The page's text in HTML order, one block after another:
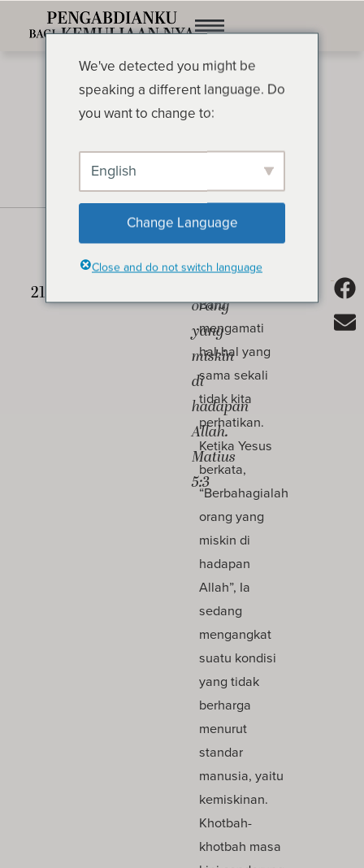
Pelayanan yang Tidak
Diperhatikan
OLEH OSWALD CHAMBERS
Berbahagialah
orang
yang
miskin
di
hadapan
Allah.
Matius
5:3
Perjanjian
Baru
mengamati
hal-hal yang
sama sekali
tidak kita
perhatikan.
Ketika Yesus
berkata,
“Berbahagialah
orang yang
miskin di
hadapan
Allah”, Ia
sedang
mengangkat
suatu kondisi
yang tidak
berharga
menurut
standar
manusia, yaitu
kemiskinan.
Khotbah-
khotbah masa
We've detected you might be
speaking a different language. Do
you want to change to:
English
Change Language
Close and do not switch language